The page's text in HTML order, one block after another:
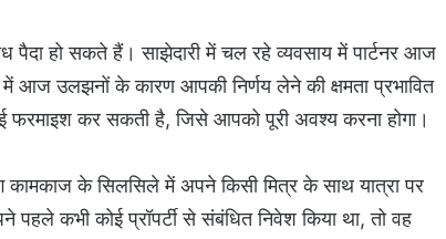
हो सकते हैं। साझेदारी में चल रहे व्यवसाय में पार्टनर आज
उलझनों के कारण आपकी निर्णय लेने की क्षमता प्रभावित
फरमाइश कर सकती है, जिसे आपको पूरी अवश्य करना होगा।
के सिलसिले में अपने किसी मित्र के साथ यात्रा पर
कभी कोई प्रॉपर्टी से संबंधित निवेश किया था, तो वह